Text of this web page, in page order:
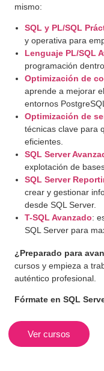
mismo:
SQL y PL/SQL
y operativa para
Lenguaje PL/SQL
programación
Optimización de
aprende a mejorar
entornos PostgreSQL.
Optimización de
técnicas clave para
eficientes.
SQL Server
explotación de
SQL Server
crear y gestionar
desde SQL Server.
T-SQL Avanzado:
SQL Server para
¿Preparado para
cursos y empieza a
auténtico profesional.
Fórmate en SQL
Ver cursos